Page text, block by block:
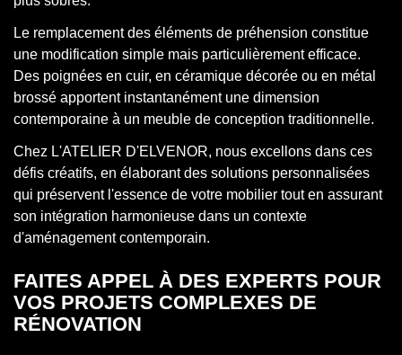
Le remplacement des éléments de préhension constitue
une modification simple mais particulièrement efficace.
Des poignées en cuir, en céramique décorée ou en métal
brossé apportent instantanément une dimension
contemporaine à un meuble de conception traditionnelle.
Chez L'ATELIER D'ELVENOR, nous excellons dans ces
défis créatifs, en élaborant des solutions personnalisées
qui préservent l'essence de votre mobilier tout en assurant
son intégration harmonieuse dans un contexte
d'aménagement contemporain.
FAITES APPEL À DES EXPERTS POUR
VOS PROJETS COMPLEXES DE
RÉNOVATION